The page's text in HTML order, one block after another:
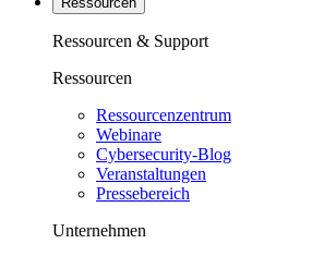
Ressourcen & Support
Ressourcen
Ressourcenzentrum
Webinare
Cybersecurity-Blog
Veranstaltungen
Pressebereich
Unternehmen